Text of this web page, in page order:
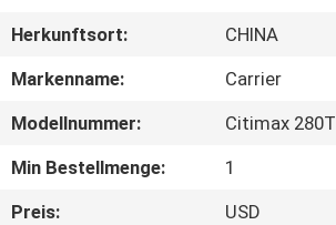
UNS
QUALITÄTSKONTROLLE
Herkunftsort:
CHINA
Markenname:
Carrier
Modellnummer:
Citimax 280T
Min Bestellmenge:
1
Preis:
USD